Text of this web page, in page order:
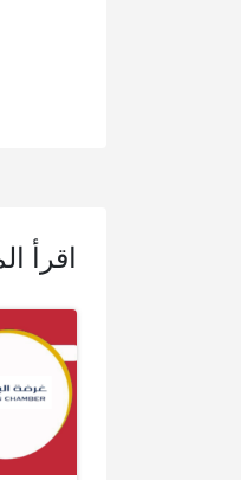
اقرأ